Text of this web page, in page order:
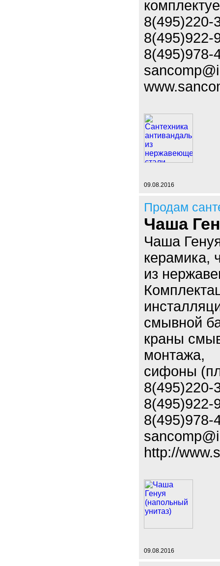
8(495)220-
8(495)922-
8(495)978-
09.08.2016
Продам
Чаша
Чаша
керамика,
из
смывной
краны
монтажа,
сифоны
8(495)220-
8(495)922-
8(495)978-
http://
09.08.2016